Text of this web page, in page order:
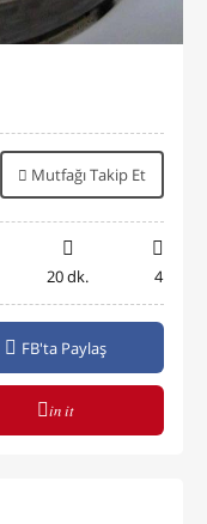
Mutfağı Takip Et
20 dk. 4
FB'ta Paylaş
in it